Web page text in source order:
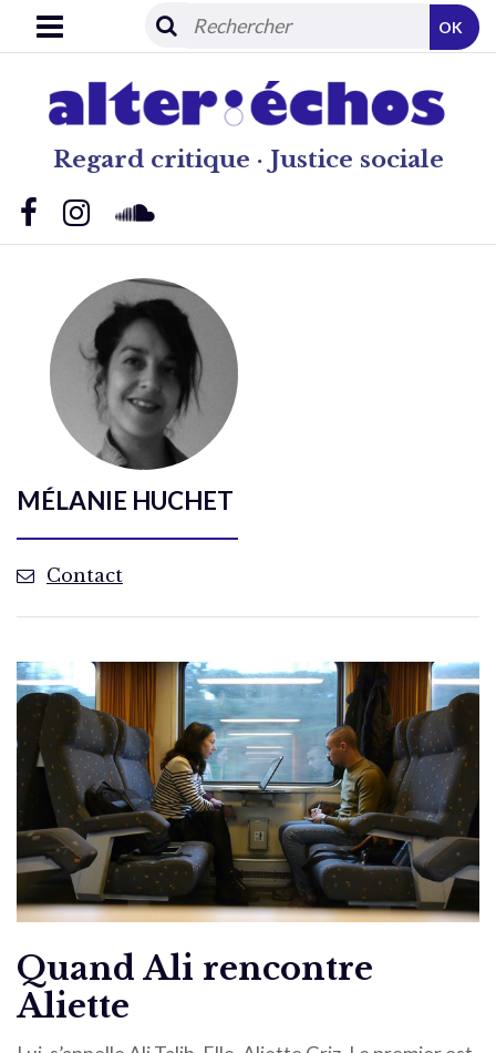
Regard critique · Justice sociale
OK
MÉLANIE HUCHET
Contact
Quand Ali rencontre
Aliette